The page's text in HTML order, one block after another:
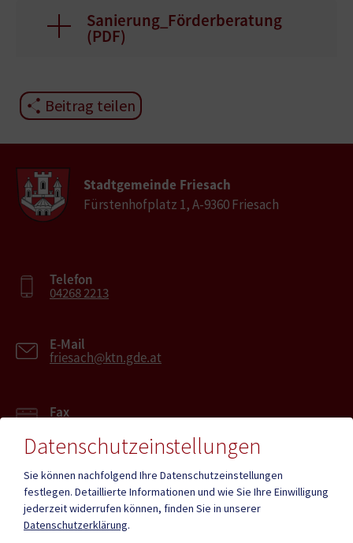
Sanierung_Förderberatung
(PDF)
Beitrag teilen
Stadtgemeinde Friesach
Fürstenhofplatz 1, A-9360 Friesach
Telefon
04268 2213
E-Mail
friesach@ktn.gde.at
Fax
Mehr
Datenschutzeinstellungen
Sie können nachfolgend Ihre Datenschutzeinstellungen
festlegen. Detaillierte Informationen und wie Sie Ihre Einwilligung
jederzeit widerrufen können, finden Sie in unserer
Datenschutzerklärung.